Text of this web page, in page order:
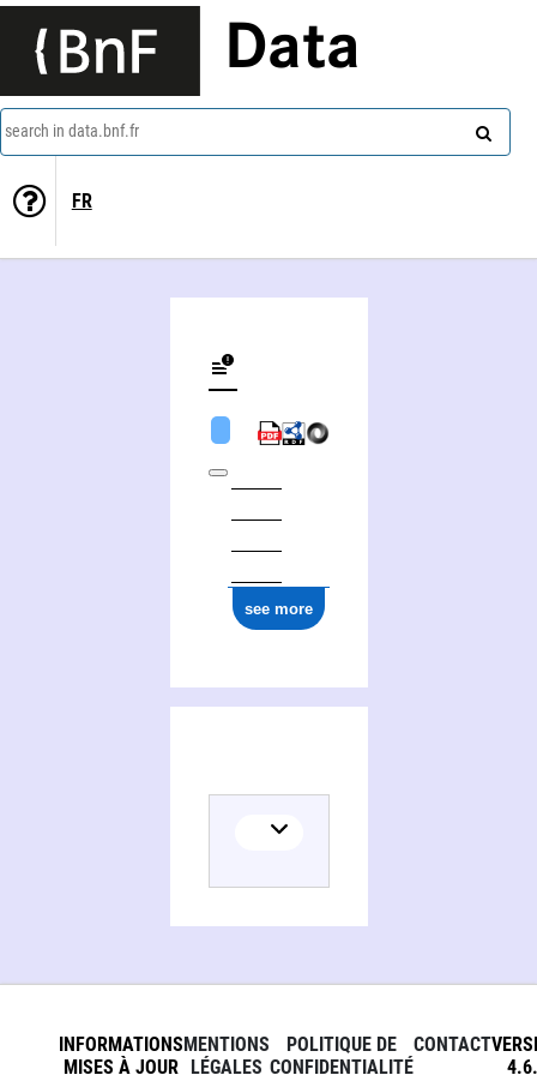
Data
search in data.bnf.fr
FR
see more
INFORMATIONS
MISES À JOUR
MENTIONS
LÉGALES
POLITIQUE DE
CONFIDENTIALITÉ
CONTACT